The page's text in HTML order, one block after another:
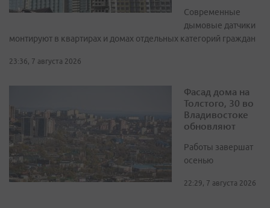
Современные
дымовые датчики
монтируют в квартирах и домах отдельных категорий граждан
23:36, 7 августа 2026
Фасад дома на
Толстого, 30 во
Владивостоке
обновляют
Работы завершат
осенью
22:29, 7 августа 2026